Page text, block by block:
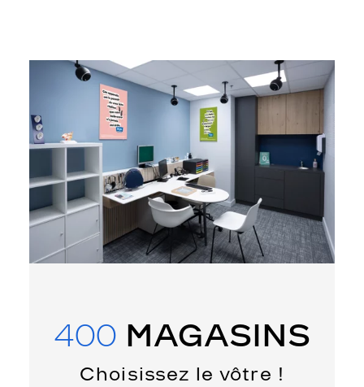
400 MAGASINS
Choisissez le vôtre !